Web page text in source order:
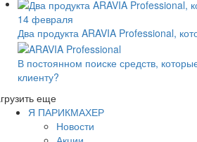
14 февраля
Два продукта ARAVIA Professional,
В постоянном поиске средств,
клиенту?
еще
Я ПАРИКМАХЕР
Новости